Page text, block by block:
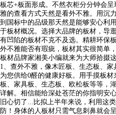
板芯+板面形成。不然衣柜分分钟会
雅的查看方式天然是看外不雅。用沉
到国标中的品级那天然是能够安心利
于板材概况。选择大品牌的板材，导
有凹陷的板材不克不及选。精耕环保
外不雅能否有瑕疵，板材其实很简单
板材品牌家湘美小编就来为大师拾掇
1、查外不雅，像木匠板、生态板、
为您供给0醛的健康好板。用手摸板
板、家具板、生态板、欧松板等等，
详解。相信能给深处苍茫的你指明安
旧心切了...比拟上半年来说，利用这
防！身体的人板材只需气息刺鼻就会